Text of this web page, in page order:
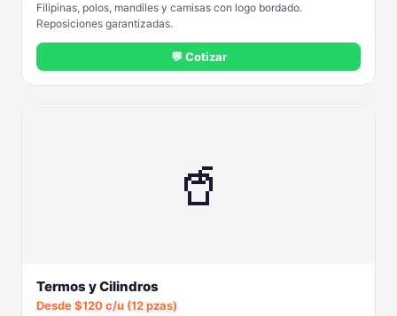
Filipinas, polos, mandiles y camisas con logo bordado.
Reposiciones garantizadas.
💬 Cotizar
🥤
Termos y Cilindros
Desde $120 c/u (12 pzas)